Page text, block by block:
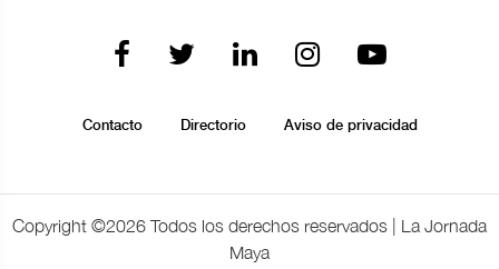
Contacto Directorio Aviso de privacidad
Copyright ©2026 Todos los derechos reservados | La Jornada
Maya